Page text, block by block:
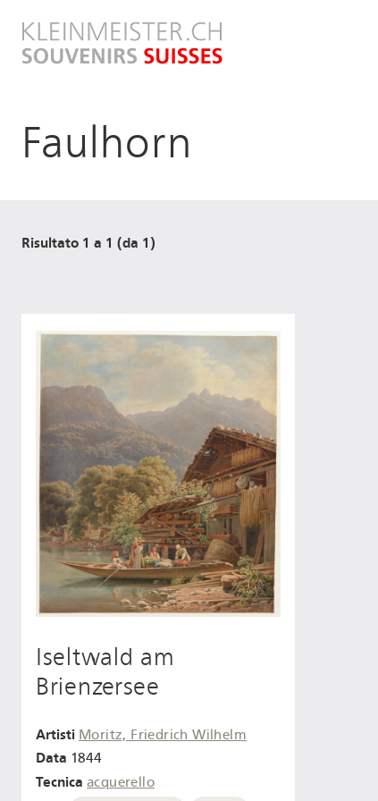
contenuto
principale
Faulhorn
Risultato 1 a 1 (da 1)
Iseltwald am
Brienzersee
Artisti Moritz, Friedrich Wilhelm
Data 1844
Tecnica acquerello